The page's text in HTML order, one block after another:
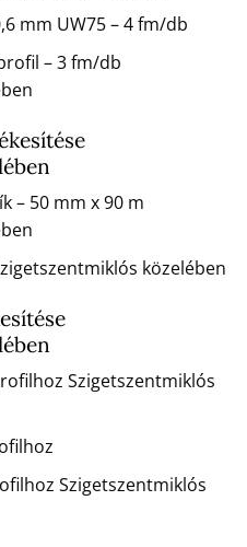
mm UW75 – 4 fm/db
– 3 fm/db
– 50 mm x 90 m
közelében
Szigetszentmiklós
Szigetszentmiklós